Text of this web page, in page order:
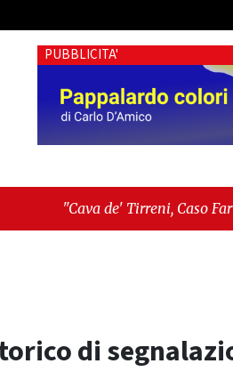
PUBBLICITA'
de' Tirreni, Caso Fariello: ora
perché esiste"
di